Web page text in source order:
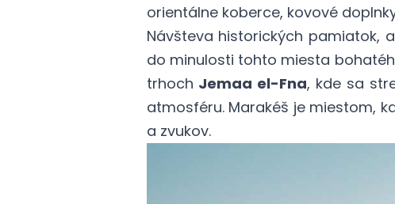
orientálne koberce, kovové
Návšteva historických pamiatok,
do minulosti tohto miesta
trhoch Jemaa el-Fna, kde sa
atmosféru. Marakéš je miestom,
a zvukov.